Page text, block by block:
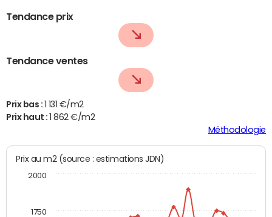
Tendance prix
Tendance ventes
Prix bas :
1 131 €/m2
Prix haut :
1 862 €/m2
Méthodologie
Prix au m2 (source : estimations JDN)
1750
2000